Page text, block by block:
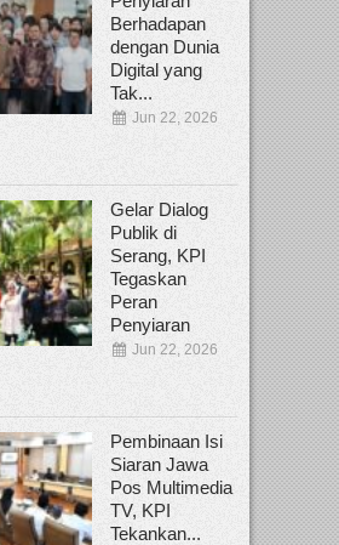
Berhadapan
dengan Dunia
Digital yang
Tak...
Jun 22, 2026
Gelar Dialog
Publik di
Serang, KPI
Tegaskan
Peran
Penyiaran
Jun 22, 2026
Pembinaan Isi
Siaran Jawa
Pos Multimedia
TV, KPI
Tekankan...